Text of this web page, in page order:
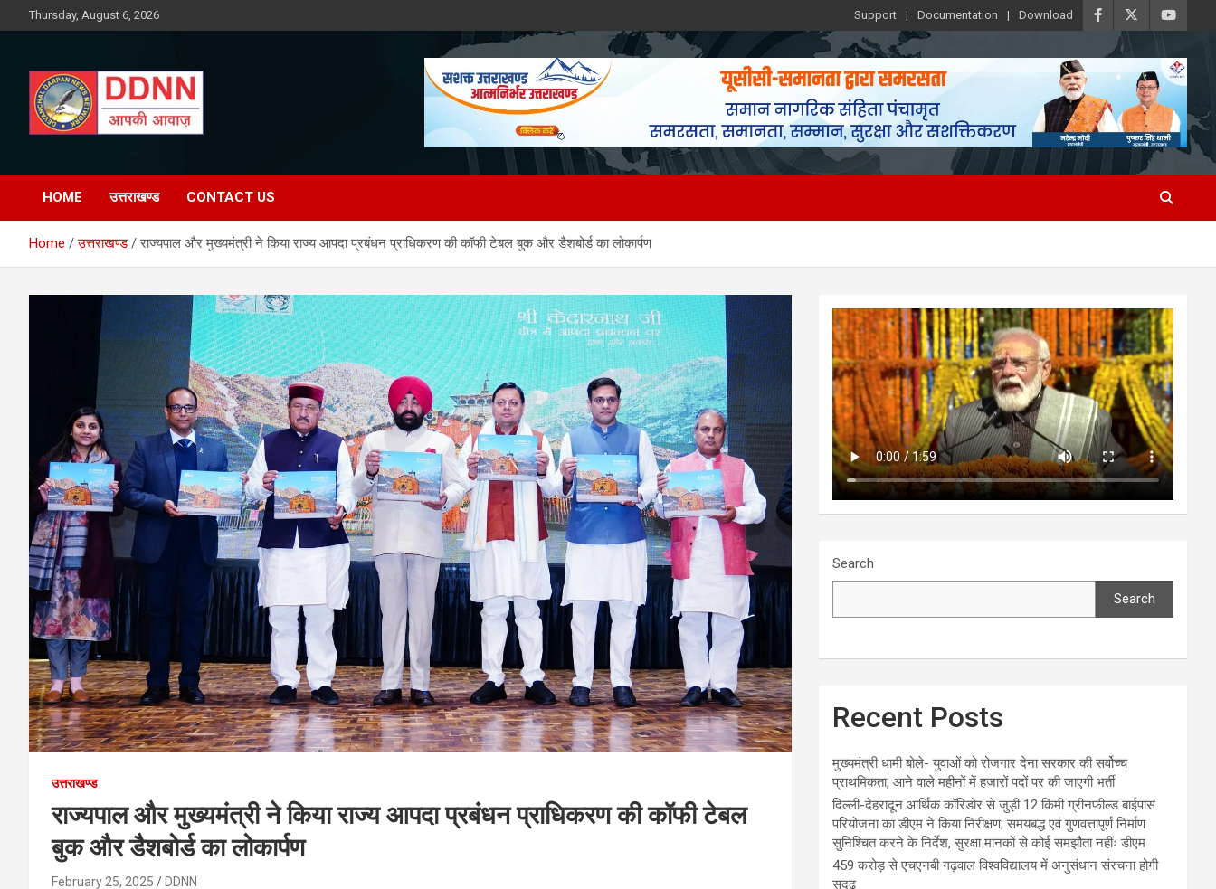
to
Thursday, August 6, 2026 Support Documentation Download
HOME उत्तराखण्ड CONTACT US
Home उत्तराखण्ड राज्यपाल और मुख्यमंत्री ने किया राज्य आपदा प्रबंधन प्राधिकरण की कॉफी टेबल बुक और डैशबोर्ड का लोकार्पण
उत्तराखण्ड
राज्यपाल और मुख्यमंत्री ने किया राज्य आपदा प्रबंधन प्राधिकरण की कॉफी टेबल
बुक और डैशबोर्ड का लोकार्पण
February 25, 2025 DDNN
Search
Search
Recent Posts
मुख्यमंत्री धामी बोले- युवाओं को रोजगार देना सरकार की सर्वोच्च
प्राथमिकता, आने वाले महीनों में हजारों पदों पर की जाएगी भर्ती
दिल्ली-देहरादून आर्थिक कॉरिडोर से जुड़ी 12 किमी ग्रीनफील्ड बाईपास
परियोजना का डीएम ने किया निरीक्षण; समयबद्ध एवं गुणवत्तापूर्ण निर्माण
सुनिश्चित करने के निर्देश, सुरक्षा मानकों से कोई समझौता नहींः डीएम
459 करोड़ से एचएनबी गढ़वाल विश्वविद्यालय में अनुसंधान संरचना होगी
सुदृढ